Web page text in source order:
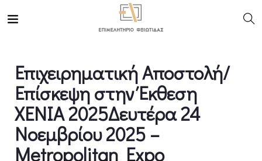
Επιχειρηματική Αποστολή/
Επίσκεψη στην Έκθεση
XENIA 2025Δευτέρα 24
Νοεμβρίου 2025 –
Metropolitan Expo